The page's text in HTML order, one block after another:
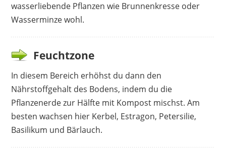
wasserliebende Pflanzen wie Brunnenkresse oder
Wasserminze wohl.
Feuchtzone
In diesem Bereich erhöhst du dann den
Nährstoffgehalt des Bodens, indem du die
Pflanzenerde zur Hälfte mit Kompost mischst. Am
besten wachsen hier Kerbel, Estragon, Petersilie,
Basilikum und Bärlauch.